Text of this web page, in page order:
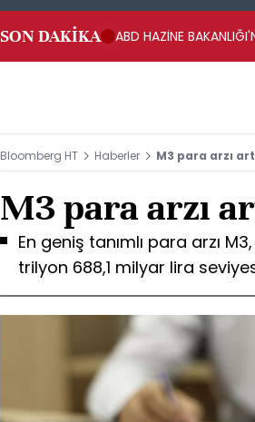
SON DAKİKA ABD HAZİNE
Bloomberg HT Haberler M3 para arzı
M3 para arzı
En geniş tanımlı para arzı
trilyon 688,1 milyar lira